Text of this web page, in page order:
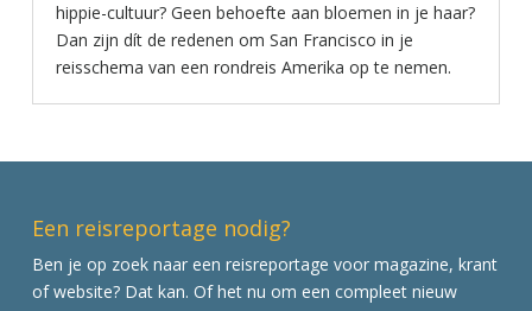
hippie-cultuur? Geen behoefte aan bloemen in je haar?
Dan zijn dít de redenen om San Francisco in je
reisschema van een rondreis Amerika op te nemen.
Een reisreportage nodig?
Ben je op zoek naar een reisreportage voor magazine, krant
of website? Dat kan. Of het nu om een compleet nieuw